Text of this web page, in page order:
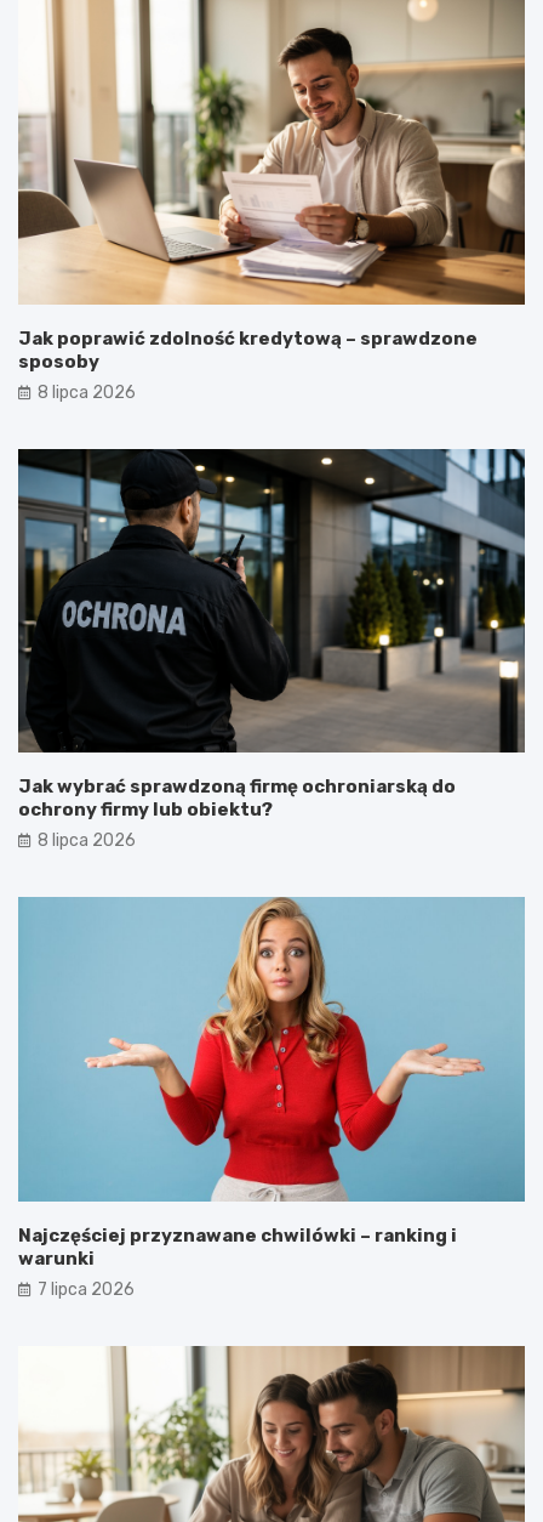
Jak poprawić zdolność kredytową – sprawdzone
sposoby
8 lipca 2026
Jak wybrać sprawdzoną firmę ochroniarską do
ochrony firmy lub obiektu?
8 lipca 2026
Najczęściej przyznawane chwilówki – ranking i
warunki
7 lipca 2026